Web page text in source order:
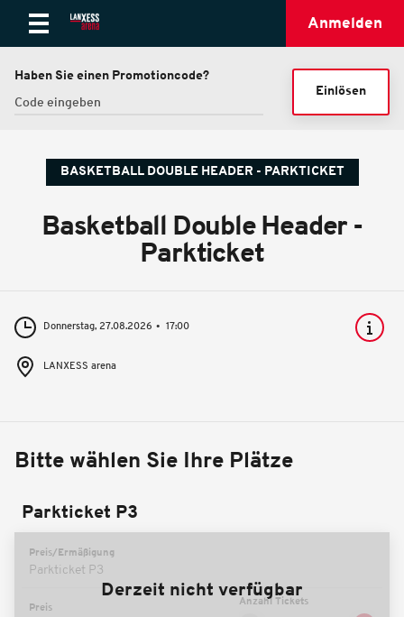
Anmelden
Haben Sie einen Promotioncode?
Einlösen
BASKETBALL DOUBLE HEADER - PARKTICKET
Basketball Double Header -
Parkticket
Donnerstag, 27.08.2026 17:00
LANXESS arena
Bitte wählen Sie Ihre Plätze
Parkticket P3
Derzeit nicht verfügbar
Preis/Ermäßigung
Parkticket P3
Preis
Anzahl Tickets